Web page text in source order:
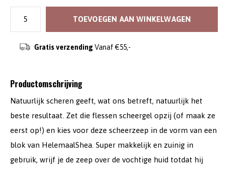
TOEVOEGEN AAN WINKELWAGEN
Gratis verzending Vanaf €55,-
Productomschrijving
Natuurlijk scheren geeft, wat ons betreft, natuurlijk het
beste resultaat. Zet die flessen scheergel opzij (of maak ze
eerst op!) en kies voor deze scheerzeep in de vorm van een
blok van HelemaalShea. Super makkelijk en zuinig in
gebruik, wrijf je de zeep over de vochtige huid totdat hij